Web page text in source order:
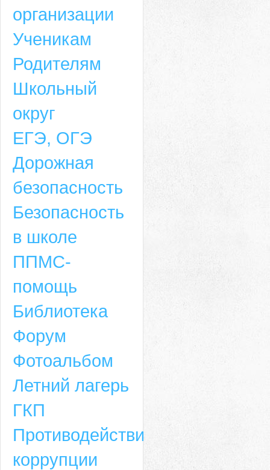
Адрес
6-49, электронный адрес: aja_70@mail.ru
организации
Ученикам
Родителям
Школьный
округ
ЕГЭ, ОГЭ
Дорожная
безопасность
Безопасность
в школе
ППМС-
помощь
Библиотека
Форум
Фотоальбом
Летний лагерь
ГКП
Противодействие
коррупции